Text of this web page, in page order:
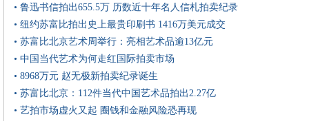
• 鲁迅书信拍出655.5万 历数近十年名人信札拍卖纪录
• 纽约苏富比拍出史上最贵印刷书 1416万美元成交
• 苏富比北京艺术周举行：亮相艺术品逾13亿元
• 中国当代艺术为何走红国际拍卖市场
• 8968万元 赵无极新拍卖纪录诞生
• 苏富比北京：112件当代中国艺术品拍出2.27亿
• 艺拍市场虚火又起 圈钱和金融风险恐再现